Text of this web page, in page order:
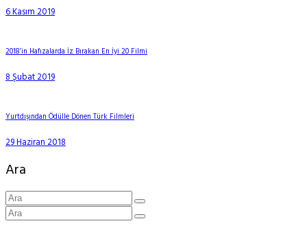
6 Kasım 2019
2018’in Hafızalarda İz Bırakan En İyi 20 Filmi
8 Şubat 2019
Yurtdışından Ödülle Dönen Türk Filmleri
29 Haziran 2018
Ara